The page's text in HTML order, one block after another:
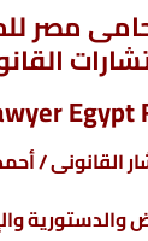
مصر
Egypt
القانونى /